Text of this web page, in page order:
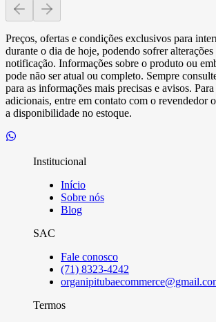
Preços, ofertas e condições exclusivos para
durante o dia de hoje, podendo sofrer alterações
notificação. Informações sobre o produto ou
pode não ser atual ou completo. Sempre
para as informações mais precisas e avisos.
adicionais, entre em contato com o revendedor
a disponibilidade no estoque.
Institucional
Início
Sobre nós
Blog
SAC
Fale conosco
(71) 8323-4242
Termos